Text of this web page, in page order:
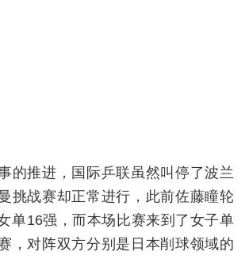
的推进，国际乒联虽然叫停了波兰
挑战赛却正常进行，此前佐藤瞳轮
单16强，而本场比赛来到了女子单
，对阵双方分别是日本削球领域的